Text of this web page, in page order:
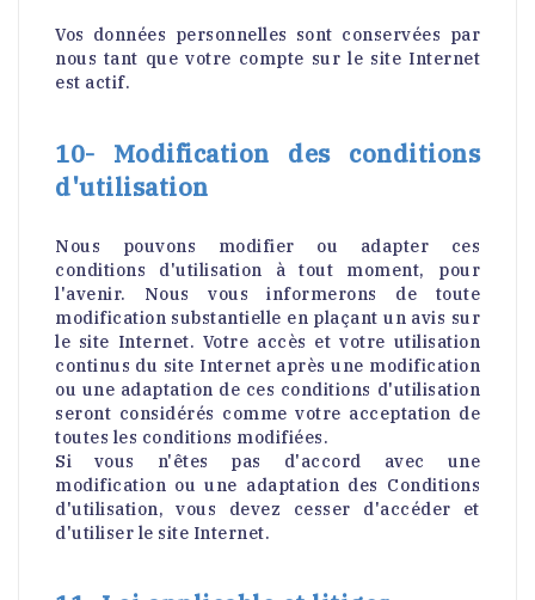
Vos données personnelles sont conservées par
nous tant que votre compte sur le site Internet
est actif.
10- Modification des conditions
d'utilisation
Nous pouvons modifier ou adapter ces
conditions d'utilisation à tout moment, pour
l'avenir. Nous vous informerons de toute
modification substantielle en plaçant un avis sur
le site Internet. Votre accès et votre utilisation
continus du site Internet après une modification
ou une adaptation de ces conditions d'utilisation
seront considérés comme votre acceptation de
toutes les conditions modifiées.
Si vous n'êtes pas d'accord avec une
modification ou une adaptation des Conditions
d'utilisation, vous devez cesser d'accéder et
d'utiliser le site Internet.